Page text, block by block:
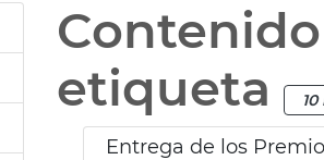
etiqueta
Entrega de los